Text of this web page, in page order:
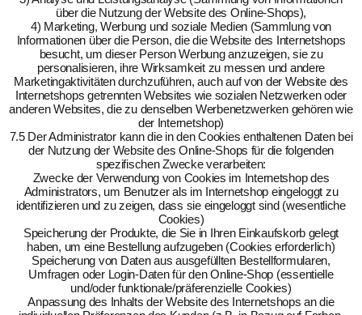
über die Nutzung der Website des Online-Shops),
4) Marketing, Werbung und soziale Medien (Sammlung von
Informationen über die Person, die die Website des Internetshops
besucht, um dieser Person Werbung anzuzeigen, sie zu
personalisieren, ihre Wirksamkeit zu messen und andere
Marketingaktivitäten durchzuführen, auch auf von der Website des
Internetshops getrennten Websites wie sozialen Netzwerken oder
anderen Websites, die zu denselben Werbenetzwerken gehören wie
der Internetshop)
7.5 Der Administrator kann die in den Cookies enthaltenen Daten bei
der Nutzung der Website des Online-Shops für die folgenden
spezifischen Zwecke verarbeiten:
Zwecke der Verwendung von Cookies im Internetshop des
Administrators, um Benutzer als im Internetshop eingeloggt zu
identifizieren und zu zeigen, dass sie eingeloggt sind (wesentliche
Cookies)
Speicherung der Produkte, die Sie in Ihren Einkaufskorb gelegt
haben, um eine Bestellung aufzugeben (Cookies erforderlich)
Speicherung von Daten aus ausgefüllten Bestellformularen,
Umfragen oder Login-Daten für den Online-Shop (essentielle
und/oder funktionale/präferenzielle Cookies)
Anpassung des Inhalts der Website des Internetshops an die